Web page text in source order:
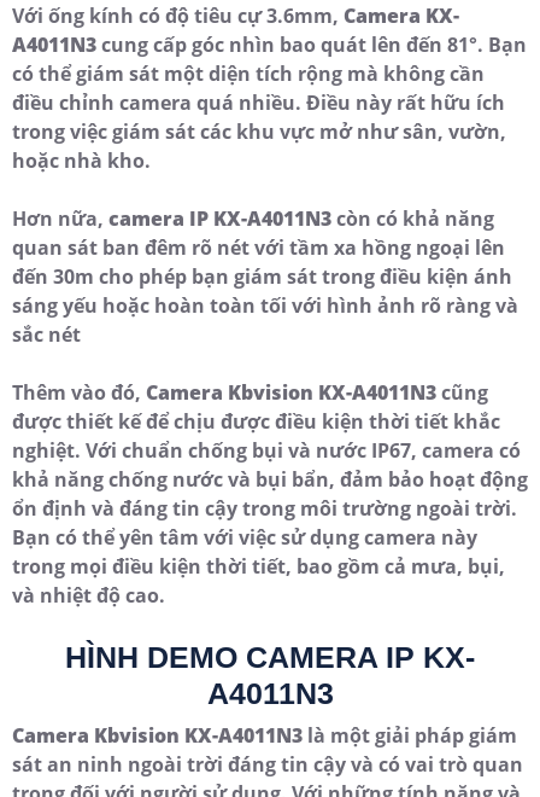
Với ống kính có độ tiêu cự 3.6mm, Camera KX-
A4011N3cung cấp góc nhìn bao quát lên đến 81°. Bạn
có thể giám sát một diện tích rộng mà không cần
điều chỉnh camera quá nhiều. Điều này rất hữu ích
trong việc giám sát các khu vực mở như sân, vườn,
hoặc nhà kho.
Hơn nữa, camera IP KX-A4011N3còn có khả năng
quan sát ban đêm rõ nét với tầm xa hồng ngoại lên
đến 30m cho phép bạn giám sát trong điều kiện ánh
sáng yếu hoặc hoàn toàn tối với hình ảnh rõ ràng và
sắc nét
Thêm vào đó, Camera Kbvision KX-A4011N3cũng
được thiết kế để chịu được điều kiện thời tiết khắc
nghiệt. Với chuẩn chống bụi và nước IP67, camera có
khả năng chống nước và bụi bẩn, đảm bảo hoạt động
ổn định và đáng tin cậy trong môi trường ngoài trời.
Bạn có thể yên tâm với việc sử dụng camera này
trong mọi điều kiện thời tiết, bao gồm cả mưa, bụi,
và nhiệt độ cao.
HÌNH DEMO CAMERA IP KX-
A4011N3
Camera Kbvision KX-A4011N3 là một giải pháp giám
sát an ninh ngoài trời đáng tin cậy và có vai trò quan